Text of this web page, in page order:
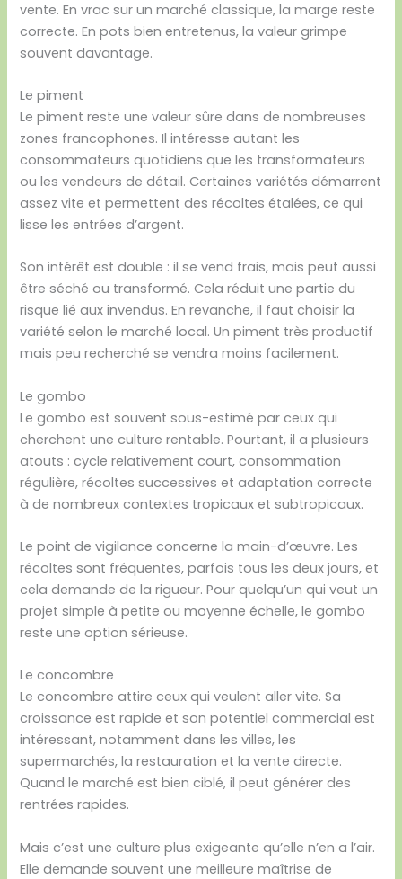
vente. En vrac sur un marché classique, la marge reste
correcte. En pots bien entretenus, la valeur grimpe
souvent davantage.
Le piment
Le piment reste une valeur sûre dans de nombreuses
zones francophones. Il intéresse autant les
consommateurs quotidiens que les transformateurs
ou les vendeurs de détail. Certaines variétés démarrent
assez vite et permettent des récoltes étalées, ce qui
lisse les entrées d’argent.
Son intérêt est double : il se vend frais, mais peut aussi
être séché ou transformé. Cela réduit une partie du
risque lié aux invendus. En revanche, il faut choisir la
variété selon le marché local. Un piment très productif
mais peu recherché se vendra moins facilement.
Le gombo
Le gombo est souvent sous-estimé par ceux qui
cherchent une culture rentable. Pourtant, il a plusieurs
atouts : cycle relativement court, consommation
régulière, récoltes successives et adaptation correcte
à de nombreux contextes tropicaux et subtropicaux.
Le point de vigilance concerne la main-d’œuvre. Les
récoltes sont fréquentes, parfois tous les deux jours, et
cela demande de la rigueur. Pour quelqu’un qui veut un
projet simple à petite ou moyenne échelle, le gombo
reste une option sérieuse.
Le concombre
Le concombre attire ceux qui veulent aller vite. Sa
croissance est rapide et son potentiel commercial est
intéressant, notamment dans les villes, les
supermarchés, la restauration et la vente directe.
Quand le marché est bien ciblé, il peut générer des
rentrées rapides.
Mais c’est une culture plus exigeante qu’elle n’en a l’air.
Elle demande souvent une meilleure maîtrise de